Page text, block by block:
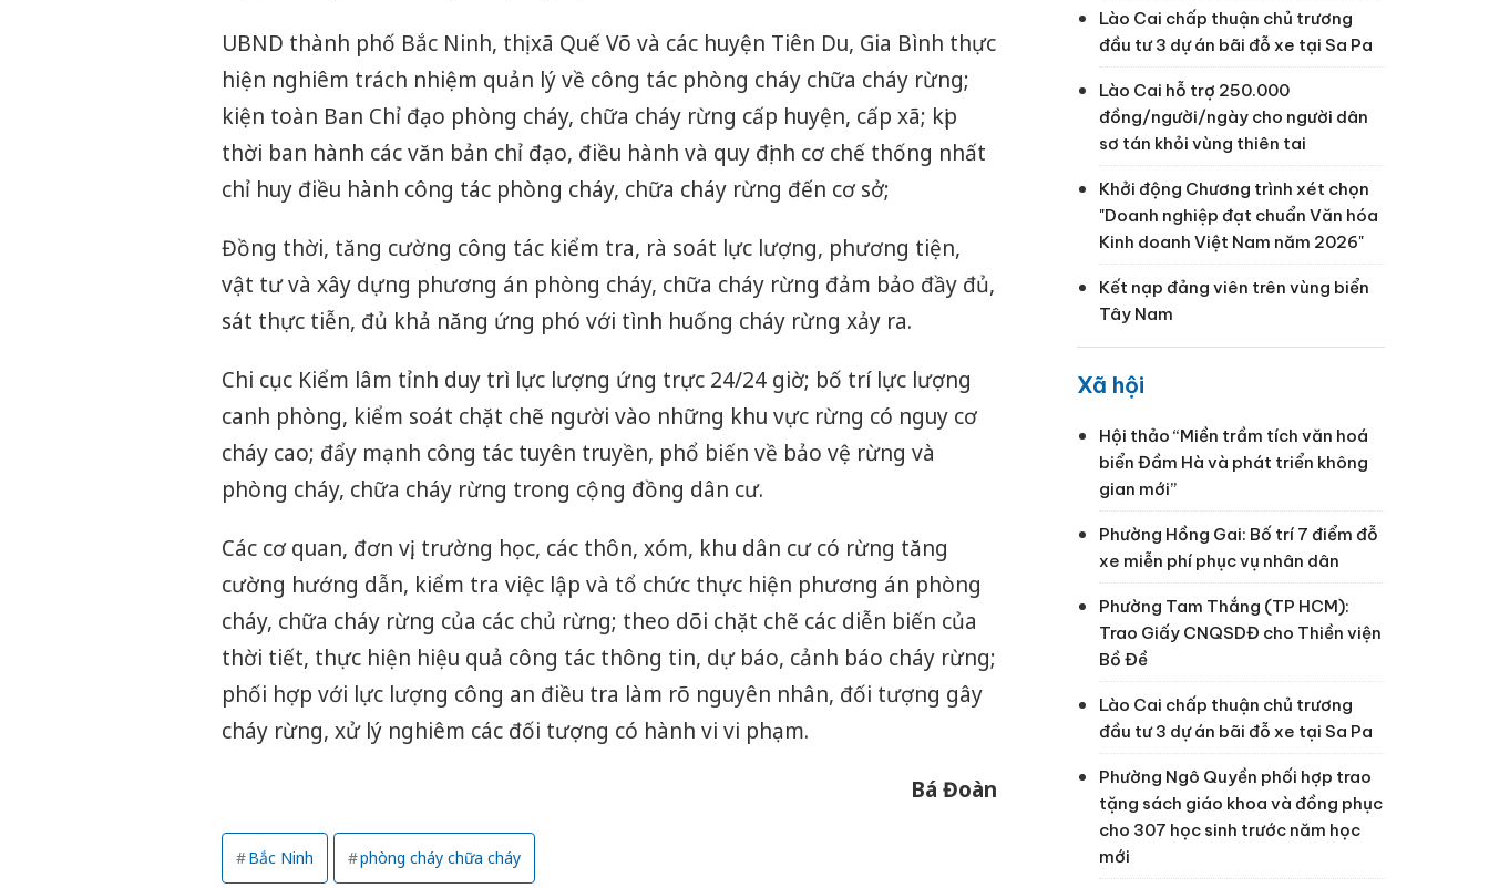
UBND thành phố Bắc Ninh, thị xã Quế Võ và các huyện Tiên Du, Gia Bình thực
hiện nghiêm trách nhiệm quản lý về công tác phòng cháy chữa cháy rừng;
kiện toàn Ban Chỉ đạo phòng cháy, chữa cháy rừng cấp huyện, cấp xã; kịp
thời ban hành các văn bản chỉ đạo, điều hành và quy định cơ chế thống nhất
chỉ huy điều hành công tác phòng cháy, chữa cháy rừng đến cơ sở;
Đồng thời, tăng cường công tác kiểm tra, rà soát lực lượng, phương tiện,
vật tư và xây dựng phương án phòng cháy, chữa cháy rừng đảm bảo đầy đủ,
sát thực tiễn, đủ khả năng ứng phó với tình huống cháy rừng xảy ra.
Chi cục Kiểm lâm tỉnh duy trì lực lượng ứng trực 24/24 giờ; bố trí lực lượng
canh phòng, kiểm soát chặt chẽ người vào những khu vực rừng có nguy cơ
cháy cao; đẩy mạnh công tác tuyên truyền, phổ biến về bảo vệ rừng và
phòng cháy, chữa cháy rừng trong cộng đồng dân cư.
Các cơ quan, đơn vị, trường học, các thôn, xóm, khu dân cư có rừng tăng
cường hướng dẫn, kiểm tra việc lập và tổ chức thực hiện phương án phòng
cháy, chữa cháy rừng của các chủ rừng; theo dõi chặt chẽ các diễn biến của
thời tiết, thực hiện hiệu quả công tác thông tin, dự báo, cảnh báo cháy rừng;
phối hợp với lực lượng công an điều tra làm rõ nguyên nhân, đối tượng gây
cháy rừng, xử lý nghiêm các đối tượng có hành vi vi phạm.
Bá Đoàn
Bắc Ninh phòng cháy chữa cháy
Lào Cai chấp thuận chủ trương
đầu tư 3 dự án bãi đỗ xe tại Sa Pa
Lào Cai hỗ trợ 250.000
đồng/người/ngày cho người dân
sơ tán khỏi vùng thiên tai
Khởi động Chương trình xét chọn
"Doanh nghiệp đạt chuẩn Văn hóa
Kinh doanh Việt Nam năm 2026"
Kết nạp đảng viên trên vùng biển
Tây Nam
Xã hội
Hội thảo “Miền trầm tích văn hoá
biển Đầm Hà và phát triển không
gian mới”
Phường Hồng Gai: Bố trí 7 điểm đỗ
xe miễn phí phục vụ nhân dân
Phường Tam Thắng (TP HCM):
Trao Giấy CNQSDĐ cho Thiền viện
Bồ Đề
Lào Cai chấp thuận chủ trương
đầu tư 3 dự án bãi đỗ xe tại Sa Pa
Phường Ngô Quyền phối hợp trao
tặng sách giáo khoa và đồng phục
cho 307 học sinh trước năm học
mới